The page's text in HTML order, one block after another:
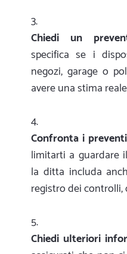
Chiedi un
specifica se i
negozi, garage o
avere una stima
Confronta i
limitarti a guardare
la ditta includa
registro dei
Chiedi ulteriori